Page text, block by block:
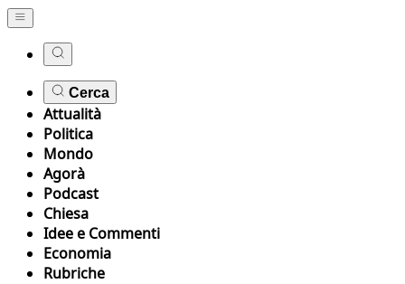
Cerca
Attualità
Politica
Mondo
Agorà
Podcast
Chiesa
Idee e Commenti
Economia
Rubriche